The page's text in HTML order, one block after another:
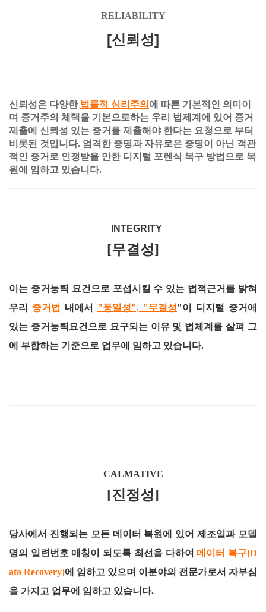
RELIABILITY
[신뢰성]
신뢰성은 다양한 법률적 심리주의 에 따른 기본적인 의미이
며 증거주의 체택을 기본으로하는 우리 법제계에 있어 증거
제출에 신뢰성 있는 증거를 제출해야 한다는 요청으로 부터
비롯된 것입니다. 엄격한 증명과 자유로은 증명이 아닌 객관
적인 증거로 인정받을 만한 디지털 포렌식 복구 방법으로 복
원에 임하고 있습니다.
INTEGRITY
[무결성]
이는 증거능력 요건으로 포섭시킬 수 있는 법적근거를 밝혀
우리 증거법 내에서 "동일성", "무결성"이 디지털 증거에
있는 증거능력요건으로 요구되는 이유 및 법체계를 살펴 그
에 부합하는 기준으로 업무에 임하고 있습니다.
CALMATIVE
[진정성]
당사에서 진행되는 모든 데이터 복원에 있어 제조일과 모델
명의 일련번호 매칭이 되도록 최선을 다하여데이터 복구[D
ata Recovery]에 임하고 있으며 이분야의 전문가로서 자부심
을 가지고 업무에 임하고 있습니다.